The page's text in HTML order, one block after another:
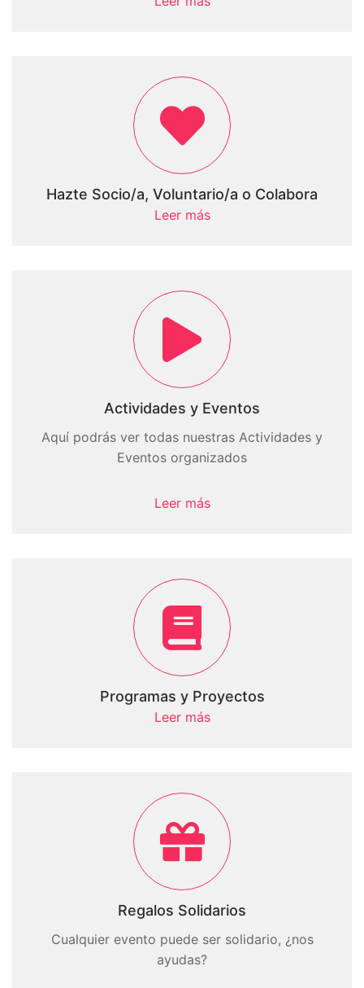
Hazte Socio/a, Voluntario/a o Colabora
Leer más
Actividades y Eventos
Aquí podrás ver todas nuestras Actividades y
Eventos organizados
Leer más
Programas y Proyectos
Leer más
Regalos Solidarios
Cualquier evento puede ser solidario, ¿nos
ayudas?